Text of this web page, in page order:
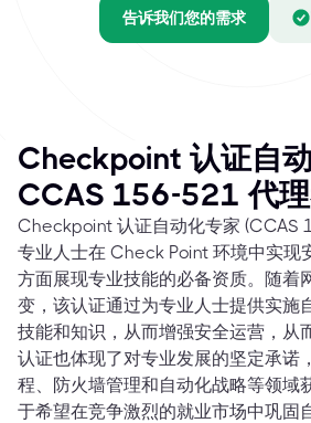
告诉我们您的需求
Checkpoint 认证自
CCAS 156-521 代
Checkpoint 认证自动化专家 (CCAS
专业人士在 Check Point 环境中实现
方面展现专业技能的必备资质。随着
变，该认证通过为专业人士提供实施
技能和知识，从而增强安全运营，从
认证也体现了对专业发展的坚定承诺
程、防火墙管理和自动化战略等领域
于希望在竞争激烈的就业市场中巩固